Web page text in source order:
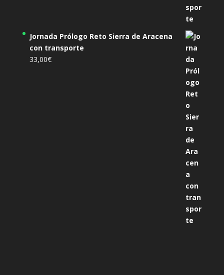
Jornada Prólogo Reto Sierra de Aracena
con transporte
33,00€